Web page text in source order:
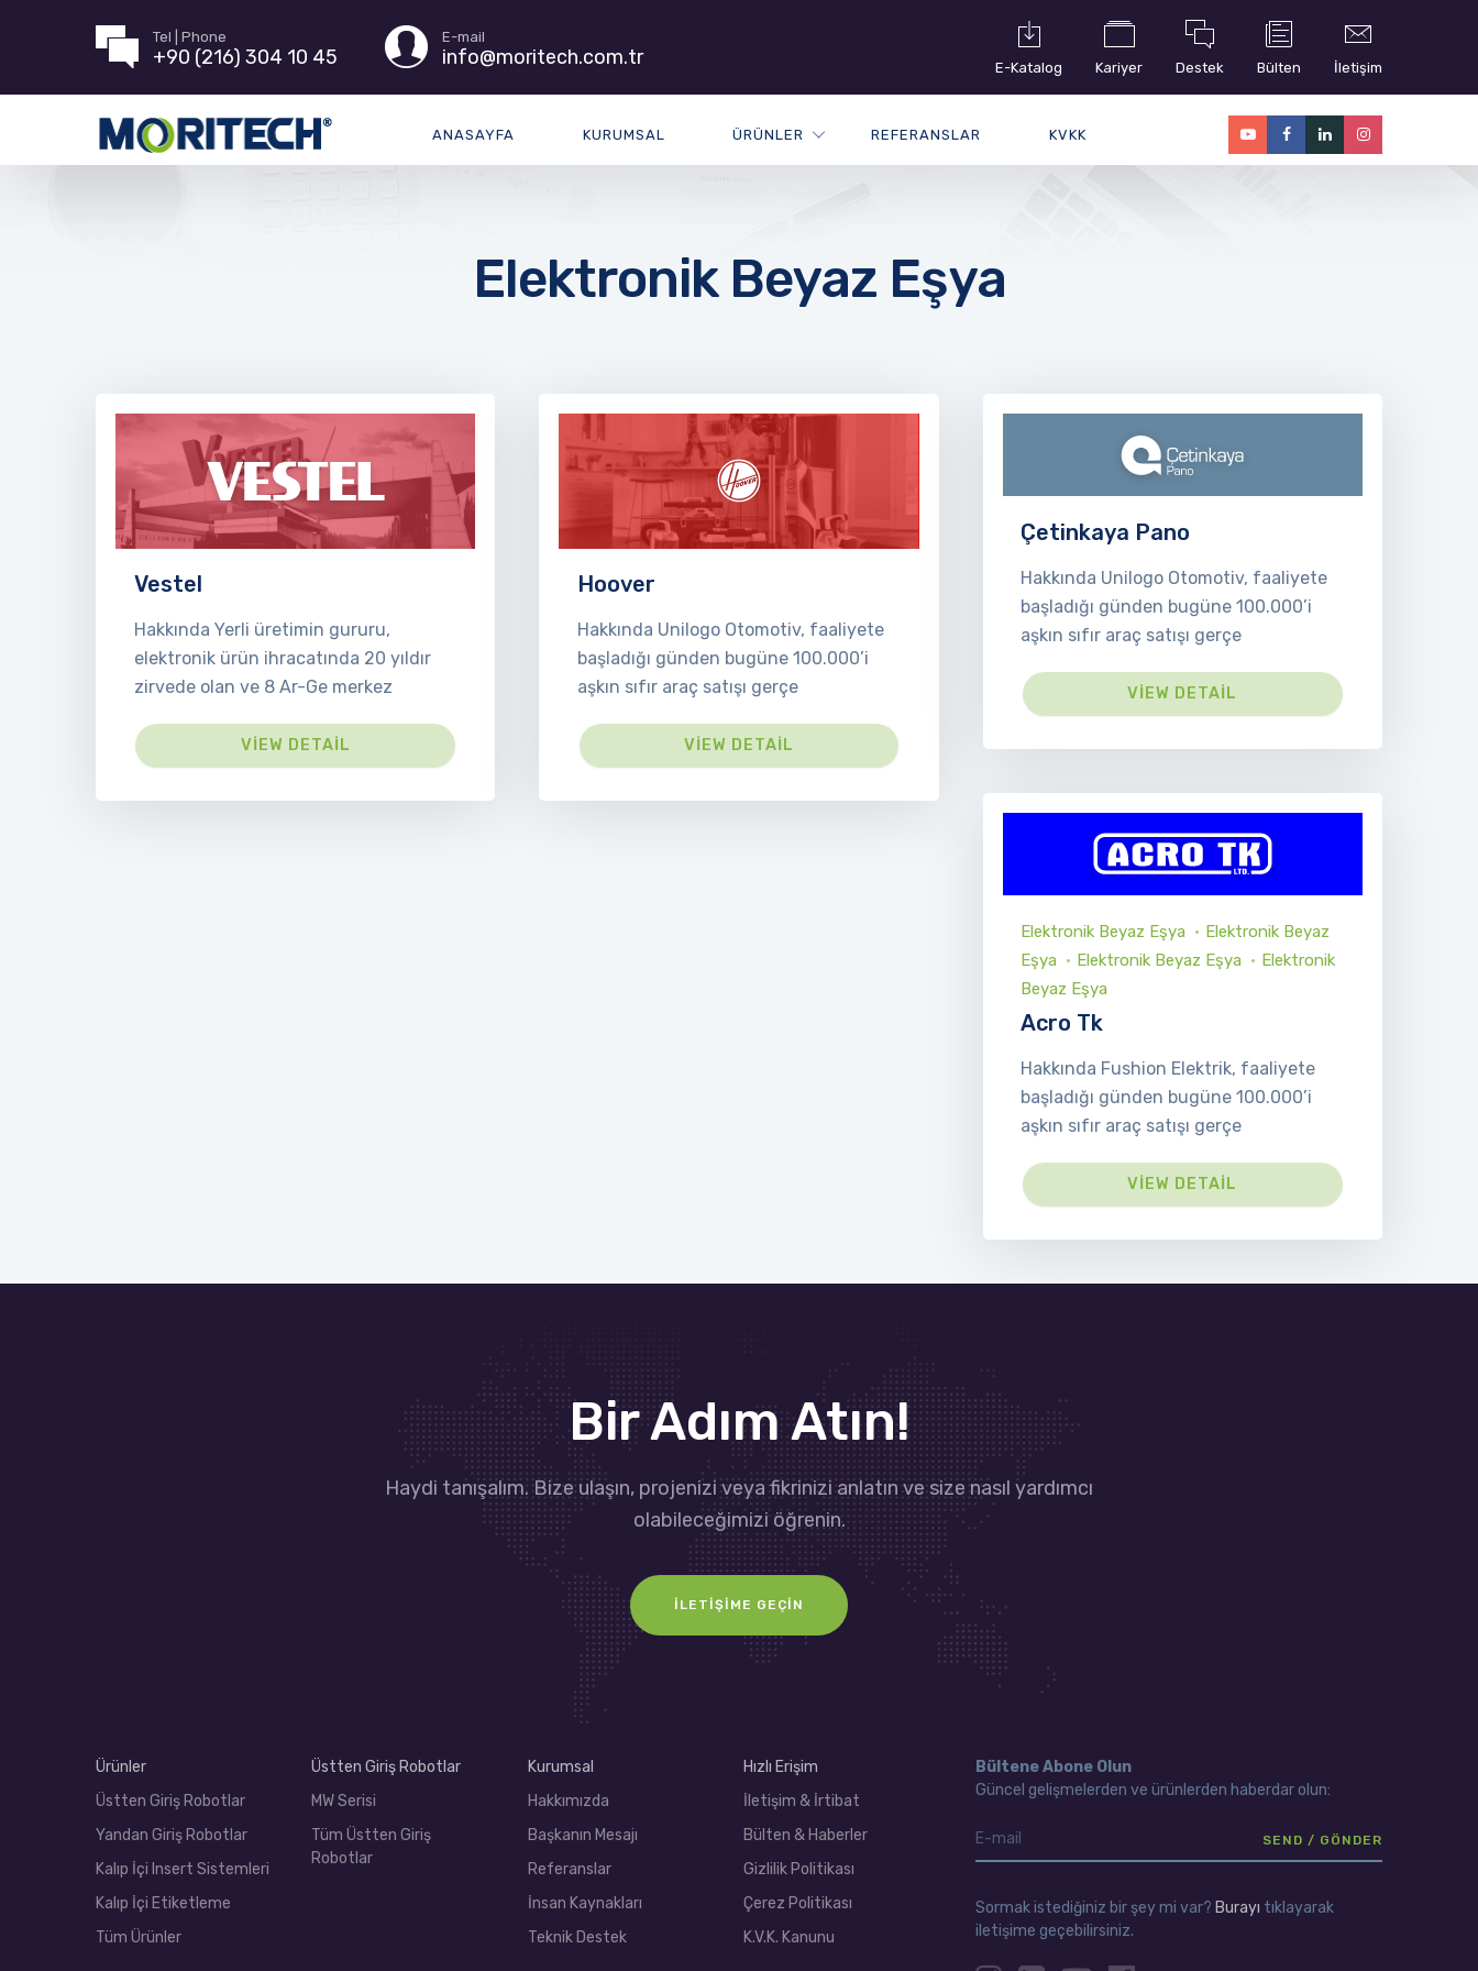
Tel | Phone
+90 (216) 304 10 45
E-mail
info@moritech.com.tr E-Katalog Kariyer Destek Bülten İletişim
ANASAYFA KURUMSAL ÜRÜNLER REFERANSLAR KVKK
Elektronik Beyaz Eşya
Vestel
Hakkında Yerli üretimin gururu,
elektronik ürün ihracatında 20 yıldır
zirvede olan ve 8 Ar-Ge merkez
VIEW DETAIL
Hoover
Hakkında Unilogo Otomotiv, faaliyete
başladığı günden bugüne 100.000’i
aşkın sıfır araç satışı gerçe
VIEW DETAIL
Çetinkaya Pano
Hakkında Unilogo Otomotiv, faaliyete
başladığı günden bugüne 100.000’i
aşkın sıfır araç satışı gerçe
VIEW DETAIL
Elektronik Beyaz Eşya
Elektronik Beyaz
Eşya
Elektronik Beyaz Eşya
Elektronik
Beyaz Eşya
Acro Tk
Hakkında Fushion Elektrik, faaliyete
başladığı günden bugüne 100.000’i
aşkın sıfır araç satışı gerçe
VIEW DETAIL
Bir Adım Atın!
Haydi tanışalım. Bize ulaşın, projenizi veya fikrinizi anlatın ve size nasıl yardımcı
olabileceğimizi öğrenin.
İLETIŞIME GEÇIN
Ürünler
Üstten Giriş Robotlar
Yandan Giriş Robotlar
Kalıp İçi Insert Sistemleri
Kalıp İçi Etiketleme
Tüm Ürünler
Üstten Giriş Robotlar
MW Serisi
Tüm Üstten Giriş
Robotlar
Kurumsal
Hakkımızda
Başkanın Mesajı
Referanslar
İnsan Kaynakları
Teknik Destek
Hızlı Erişim
İletişim & İrtibat
Bülten & Haberler
Gizlilik Politikası
Çerez Politikası
K.V.K. Kanunu
Bültene Abone Olun
Güncel gelişmelerden ve ürünlerden haberdar olun:
Sormak istediğiniz bir şey mi var? Burayı tıklayarak
iletişime geçebilirsiniz.